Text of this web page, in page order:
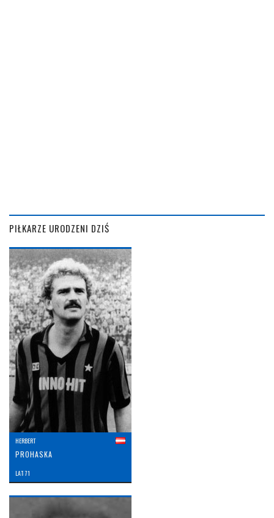
PIŁKARZE URODZENI DZIŚ
HERBERT
PROHASKA
LAT: 71